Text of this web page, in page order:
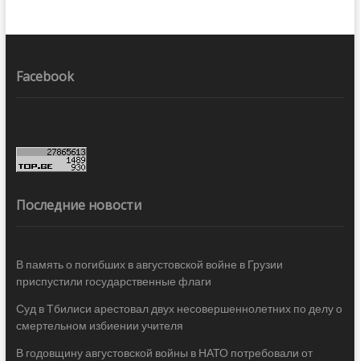
Facebook
Последние новости
В память о погибших в августовской войне в Грузии
приспустили государственные флаги
Суд в Тбилиси арестовал двух несовершеннолетних по делу о
смертельном избиении учителя
В годовщину августовской войны в НАТО потребовали от